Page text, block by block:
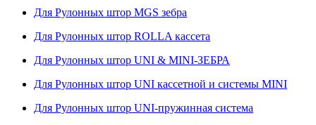
Для Рулонных штор MGS зебра
Для Рулонных штор ROLLA кассета
Для Рулонных штор UNI & MINI-ЗЕБРА
Для Рулонных штор UNI кассетной и системы MINI
Для Рулонных штор UNI-пружинная система